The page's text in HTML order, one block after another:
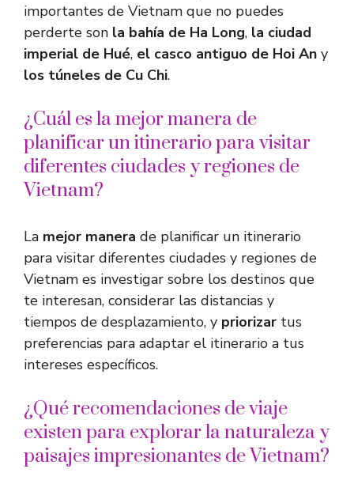
importantes de Vietnam que no puedes
perderte son la bahía de Ha Long, la ciudad
imperial de Hué, el casco antiguo de Hoi An y
los túneles de Cu Chi.
¿Cuál es la mejor manera de
planificar un itinerario para visitar
diferentes ciudades y regiones de
Vietnam?
La mejor manera de planificar un itinerario
para visitar diferentes ciudades y regiones de
Vietnam es investigar sobre los destinos que
te interesan, considerar las distancias y
tiempos de desplazamiento, y priorizar tus
preferencias para adaptar el itinerario a tus
intereses específicos.
¿Qué recomendaciones de viaje
existen para explorar la naturaleza y
paisajes impresionantes de Vietnam?